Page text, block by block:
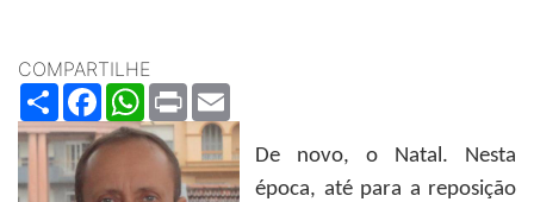
COMPARTILHE
ShareFacebookWhatsApp
Print
De novo, o Natal. Nesta
época, até para a reposição